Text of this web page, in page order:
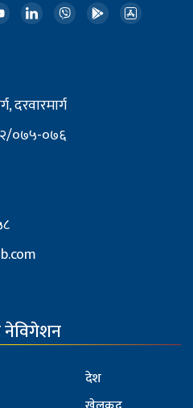
दरवारमार्ग
०७५-०७६
नेविगेशन
देश